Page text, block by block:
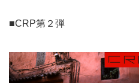
■CRP第２弾